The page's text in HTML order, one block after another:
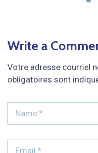
Write a
Votre adresse courriel
obligatoires sont